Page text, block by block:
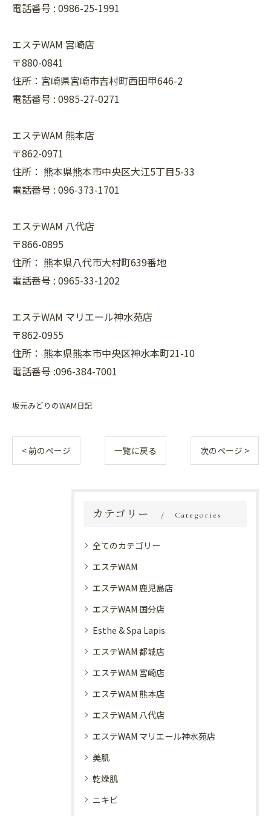
電話番号 : 0986-25-1991
エステWAM 宮崎店
〒880-0841
住所：宮崎県宮崎市吉村町西田甲646-2
電話番号 : 0985-27-0271
エステWAM 熊本店
〒862-0971
住所： 熊本県熊本市中央区大江5丁目5-33
電話番号 : 096-373-1701
エステWAM 八代店
〒866-0895
住所： 熊本県八代市大村町639番地
電話番号 : 0965-33-1202
エステWAM マリエール神水苑店
〒862-0955
住所： 熊本県熊本市中央区神水本町21-10
電話番号 :096-384-7001
坂元みどりのWAM日記
< 前のページ 一覧に戻る 次のページ >
カテゴリー Categories
全てのカテゴリー
エステWAM
エステWAM 鹿児島店
エステWAM 国分店
Esthe & Spa Lapis
エステWAM 都城店
エステWAM 宮崎店
エステWAM 熊本店
エステWAM 八代店
エステWAM マリエール神水苑店
美肌
乾燥肌
ニキビ